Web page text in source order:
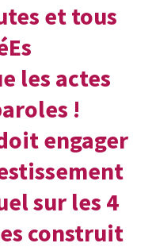
et tous
les actes
!
engager
sur les 4
construit